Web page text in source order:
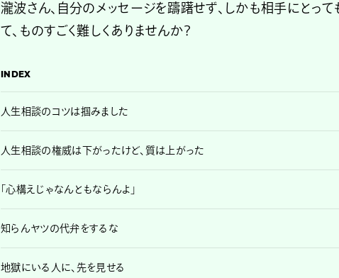
瀧波さん、自分のメッセージを躊躇せず、しかも相手にとっ
て、ものすごく難しくありませんか？
INDEX
人生相談のコツは掴みました
人生相談の権威は下がったけど、質は上がった
「心構えじゃなんともならんよ」
知らんヤツの代弁をするな
地獄にいる人に、先を見せる